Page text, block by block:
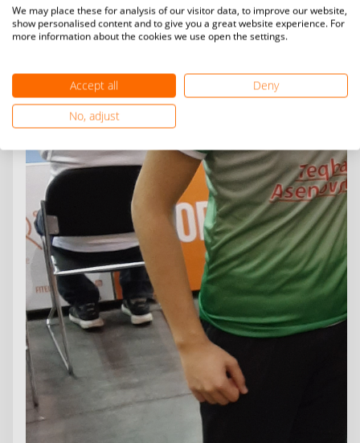
We may place these for analysis of our visitor data, to improve our website,
show personalised content and to give you a great website experience. For
more information about the cookies we use open the settings.
Accept all
Deny
No, adjust